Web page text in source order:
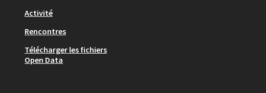
Activité
Rencontres
Télécharger les fichiers
Open Data